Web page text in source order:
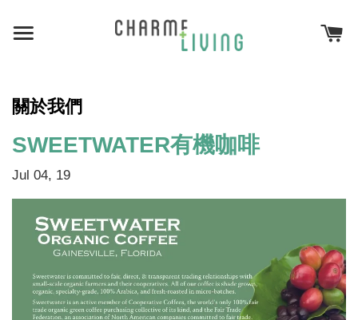
關於我們
SWEETWATER有機咖啡
Jul 04, 19